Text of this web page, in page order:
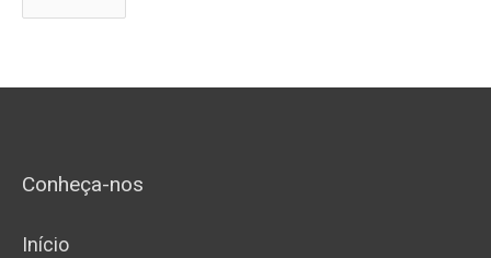
Conheça-nos
Início